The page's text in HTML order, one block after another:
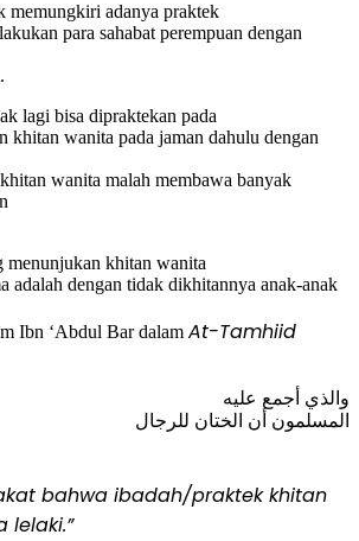
memungkiri adanya praktek
para sahabat perempuan dengan
lagi bisa dipraktekan pada
khitan wanita pada jaman dahulu dengan
wanita malah membawa banyak
khitan wanita
adalah dengan tidak dikhitannya anak-anak
Ibn ‘Abdul Bar dalam At-Tamhiid
والذي أجمع عليه
المسلمون أن الختان للرجال
bahwa ibadah/praktek khitan
lelaki.”